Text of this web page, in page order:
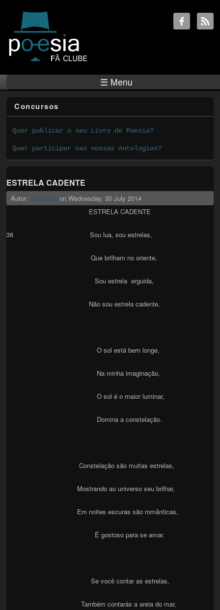
☰ Menu
Concursos
Quer publicar o seu Livro de Poesia?
Quer participar nas nossas Antologias?
ESTRELA CADENTE
Autor: Madalena onWednesday, 30 July 2014
ESTRELA CADENTE
36 Sou lua, sou estrelas,
Que brilham no oriente,
Sou estrela erguida,
Não sou estrela cadente.
O sol está bem longe,
Na minha imaginação,
O sol é o maior luminar,
Domina a constelação.
Constelação são muitas estrelas,
Mostrando ao universo seu brilhar,
Em noites escuras são românticas,
É gostoso para se amar.
Se você contar as estrelas,
Também contarás a areia do mar,